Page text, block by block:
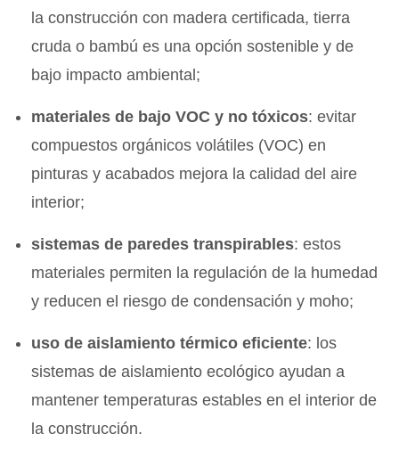
la construcción con madera certificada, tierra
cruda o bambú es una opción sostenible y de
bajo impacto ambiental;
materiales de bajo VOC y no tóxicos: evitar
compuestos orgánicos volátiles (VOC) en
pinturas y acabados mejora la calidad del aire
interior;
sistemas de paredes transpirables: estos
materiales permiten la regulación de la humedad
y reducen el riesgo de condensación y moho;
uso de aislamiento térmico eficiente: los
sistemas de aislamiento ecológico ayudan a
mantener temperaturas estables en el interior de
la construcción.